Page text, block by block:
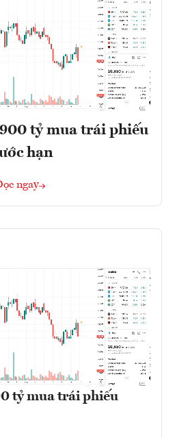
tỷ mua trái phiếu
hạn
ngay
tỷ mua trái phiếu